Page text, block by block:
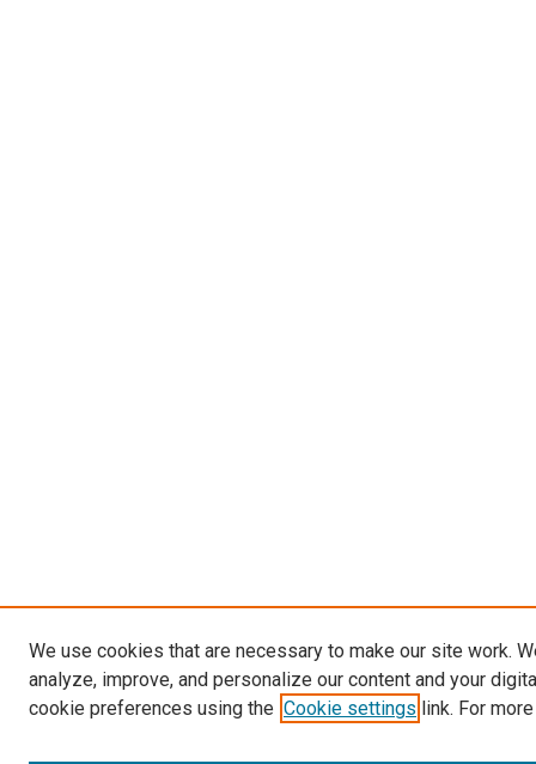
We use cookies that are necessary to make our site work.
analyze, improve, and personalize our content and your
cookie preferences using the Cookie settings link. For